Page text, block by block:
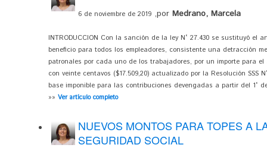
6 de noviembre de 2019 ,por Medrano, Marcela
INTRODUCCION Con la sanción de la ley N° 27.430 se sustituyó el
beneficio para todos los empleadores, consistente una detracción
patronales por cada uno de los trabajadores, por un importe para
con veinte centavos ($17.509,20) actualizado por la Resolución
base imponible para las contribuciones devengadas a partir del 1°
»» Ver artículo completo
NUEVOS MONTOS PARA TOPES A
SEGURIDAD SOCIAL